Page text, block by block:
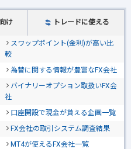
け トレードに使える
スワップポイント(金利)が高い比
較
為替に関する情報が豊富なFX会社
バイナリーオプション取扱いFX会
社
口座開設で現金が貰える企画一覧
FX会社の取引システム調査結果
MT4が使えるFX会社一覧